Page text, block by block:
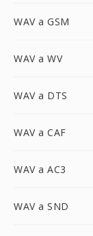
WAV a GSM
WAV a WV
WAV a DTS
WAV a CAF
WAV a AC3
WAV a SND